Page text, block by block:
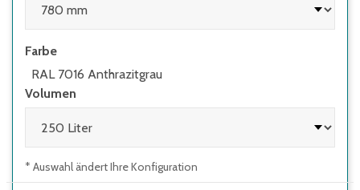
Farbe
RAL 7016 Anthrazitgrau
Volumen
* Auswahl ändert Ihre Konfiguration